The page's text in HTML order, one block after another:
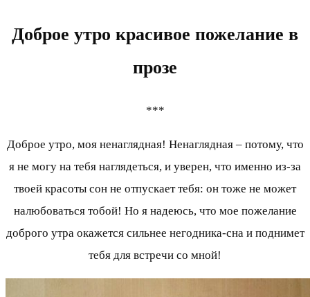
Доброе утро красивое пожелание в
прозе
***
Доброе утро, моя ненаглядная! Ненаглядная – потому, что
я не могу на тебя наглядеться, и уверен, что именно из-за
твоей красоты сон не отпускает тебя: он тоже не может
налюбоваться тобой! Но я надеюсь, что мое пожелание
доброго утра окажется сильнее негодника-сна и поднимет
тебя для встречи со мной!